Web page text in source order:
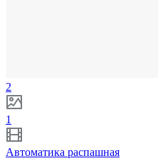
2
1
Автоматика распашная